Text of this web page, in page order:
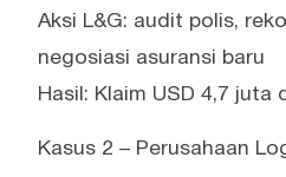
Aksi L&G: audit polis,
negosiasi asuransi baru
Hasil: Klaim USD 4,7 juta
Kasus 2 – Perusahaan